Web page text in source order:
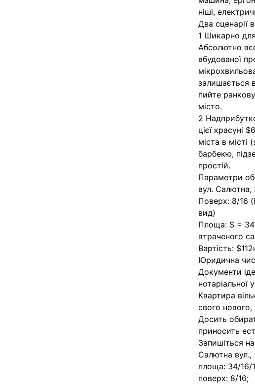
ніші,
Два сценарії
1 Шикарно
Абсолютно
вбудованої
залишається
пийте
місто.
2
цієї красуні
міста в місті
барбекю,
простій.
Параметри
вул.
Поверх: 8/16
вид)
Площа: S = 34
втраченого
Вартість:
Юридична
Документи
нотаріальної
Квартира
свого нового,
Досить
приносить
Запишіться
Салютна вул.,
площа: 34/16/
поверх: 8/16;